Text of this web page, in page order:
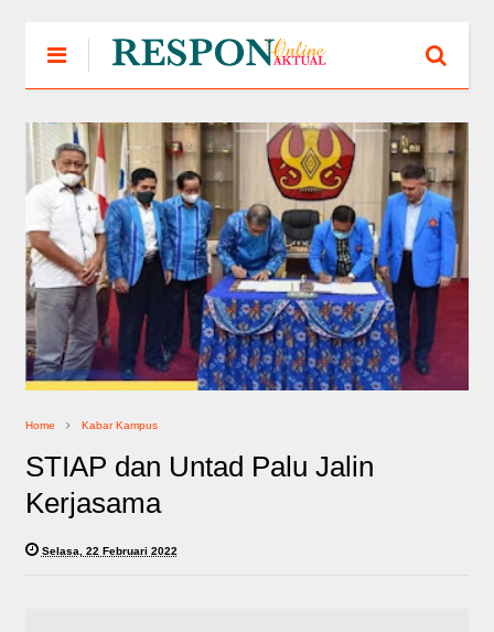
Home Kabar Kampus
STIAP dan Untad Palu Jalin
Kerjasama
Selasa, 22 Februari 2022